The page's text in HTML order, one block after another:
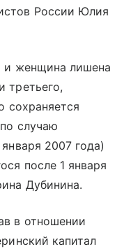
России Юлия
и женщина лишена
третьего,
сохраняется
случаю
2007 года)
после 1 января
Дубинина.
в отношении
капитал